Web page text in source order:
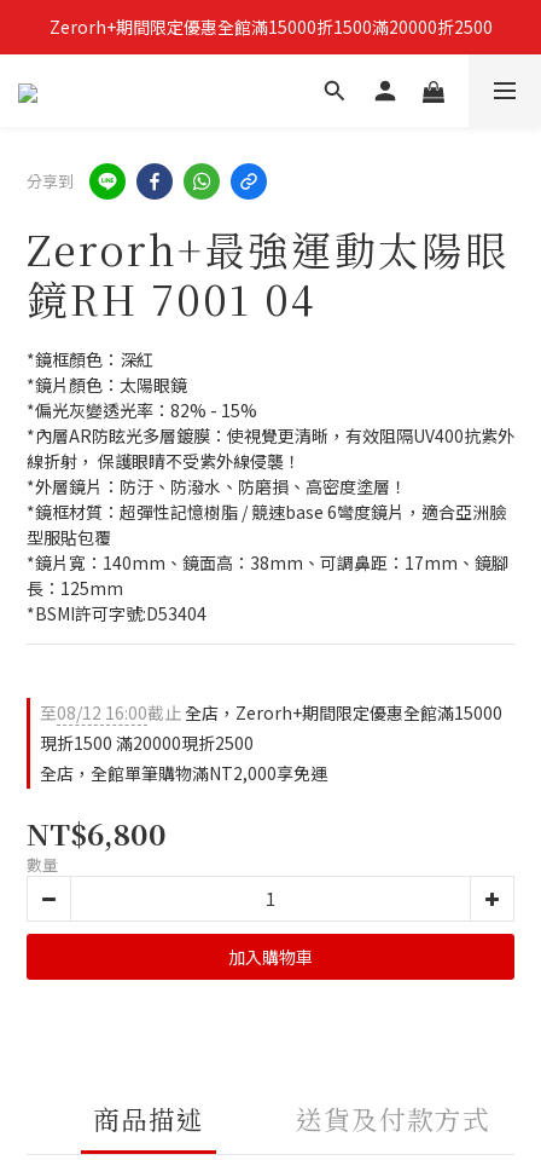
立即加入Zerorh+官網會員，獲得購物禮金
Zerorh+期間限定優惠全館滿15000折1500滿20000折2500
立即加入Zerorh+官網會員，獲得購物禮金
分享到
Zerorh+最強運動太陽眼
鏡RH 7001 04
*鏡框顏色：深紅
*鏡片顏色：太陽眼鏡
*偏光灰變透光率：82% - 15%
*內層AR防眩光多層鍍膜：使視覺更清晰，有效阻隔UV400抗紫外
線折射， 保護眼睛不受紫外線侵襲！
*外層鏡片：防汙、防潑水、防磨損、高密度塗層！
*鏡框材質：超彈性記憶樹脂 / 競速base 6彎度鏡片，適合亞洲臉
型服貼包覆
*鏡片寬：140mm、鏡面高：38mm、可調鼻距：17mm、鏡腳
長：125mm
*BSMI許可字號:D53404
至08/12 16:00截止全店，Zerorh+期間限定優惠全館滿15000
現折1500 滿20000現折2500
全店，全館單筆購物滿NT2,000享免運
NT$6,800
數量
加入購物車
商品描述 送貨及付款方式